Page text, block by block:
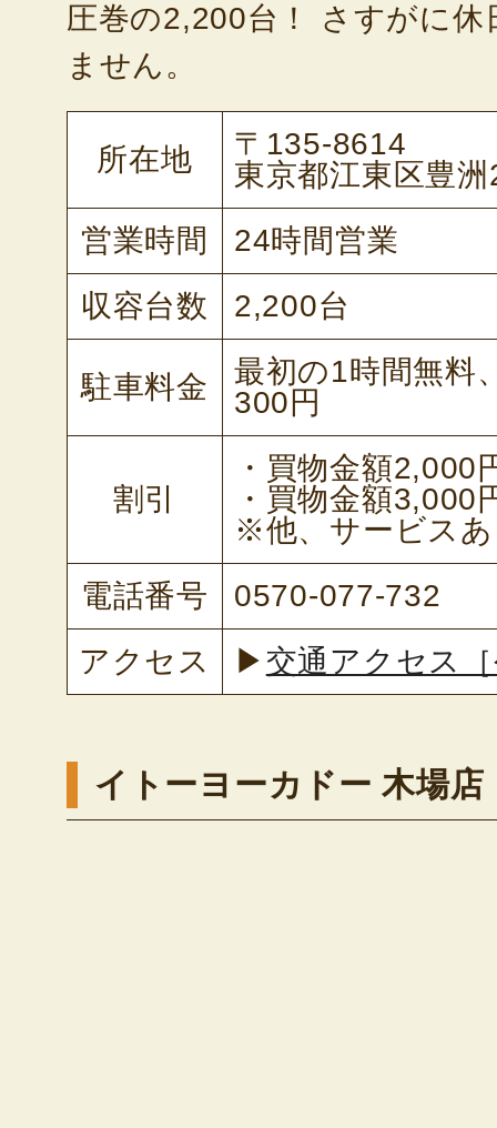
圧巻の2,200台！ さすがに休
ません。
所在地
〒135-8614
東京都江東区豊
営業時間
24時間営業
収容台数
2,200台
駐車料金
最初の1時間無料
300円
割引
・買物金額2,000
・買物金額3,000
※他、サービス
電話番号
0570-077-732
アクセス
▶ 交通アクセス
イトーヨーカドー 木場店